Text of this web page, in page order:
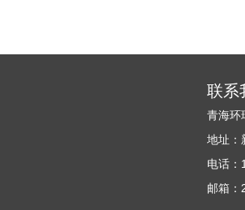
联系
青海环
地址：
电话：
邮箱：